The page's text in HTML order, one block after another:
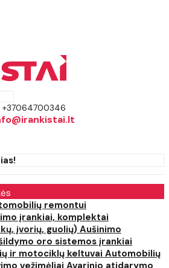
+37064700346
remontui
įrankiai, komplektai
įvorių, guolių) Aušinimo
oro sistemos įrankiai
ir motociklų keltuvai Automobilių
vežimėliai Avarinio atidarymo